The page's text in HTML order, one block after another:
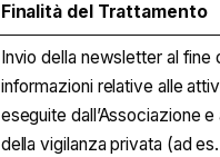
Finalità del Trattamento
Invio della newsletter al fine
informazioni relative alle
eseguite dall’Associazione
della vigilanza privata (ad es.